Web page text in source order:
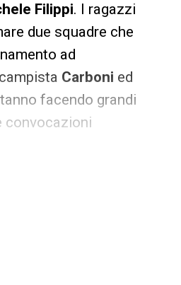
Filippi. I ragazzi
due squadre che
ad
Carboni ed
facendo grandi
convocazioni